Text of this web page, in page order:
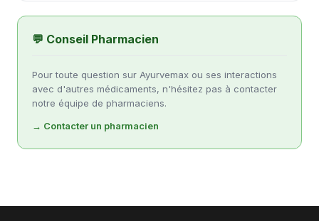
💬 Conseil Pharmacien
Pour toute question sur Ayurvemax ou ses interactions
avec d'autres médicaments, n'hésitez pas à contacter
notre équipe de pharmaciens.
→ Contacter un pharmacien